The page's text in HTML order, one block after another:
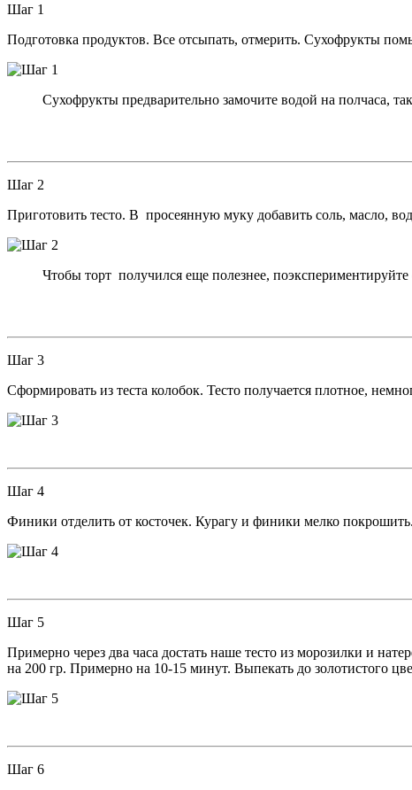
Шаг 1
Подготовка продуктов. Все отсыпать, отмерить. Сухофрукты
Сухофрукты предварительно замочите водой на полчаса,
Шаг 2
Приготовить тесто. В просеянную муку добавить соль, масло,
Чтобы торт получился еще полезнее,
Шаг 3
Сформировать из теста колобок. Тесто получается плотное,
Шаг 4
Финики отделить от косточек. Курагу и финики мелко
Шаг 5
Примерно через два часа достать наше тесто из морозилки и
на 200 гр. Примерно на 10-15 минут. Выпекать до золотистого
Шаг 6